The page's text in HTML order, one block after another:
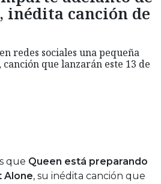
inédita canción de
redes sociales una pequeña
que lanzarán este 13 de
que Queen está preparando
Alone, su inédita canción que